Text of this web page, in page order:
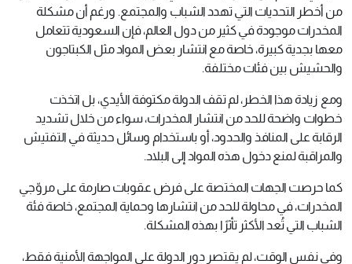
من أخطر التحديات التي تهدد الشباب والمجتمع. ورغم أن مشكلة
المخدرات موجودة في كثير من دول العالم، فإن السعودية تتعامل
معها بجدية كبيرة، خاصة مع انتشار بعض المواد مثل الكبتاجون
والحشيش بين فئات مختلفة.
ومع زيادة هذا الخطر، لم تقف الدولة مكتوفة الأيدي، بل اتخذت
خطوات واضحة للحد من انتشار المخدرات، سواء من خلال تشديد
الرقابة على المنافذ والحدود، أو باستخدام وسائل حديثة في التفتيش
والمراقبة لمنع دخول هذه المواد إلى البلاد.
كما حرصت الجهات المختصة على فرض عقوبات صارمة على مروّجي
المخدرات، في محاولة للحد من انتشارها وحماية المجتمع، خاصة فئة
الشباب التي تُعد الأكثر تأثرًا بهذه المشكلة.
وفي نفس الوقت، لم يقتصر دور الدولة على المواجهة الأمنية فقط،